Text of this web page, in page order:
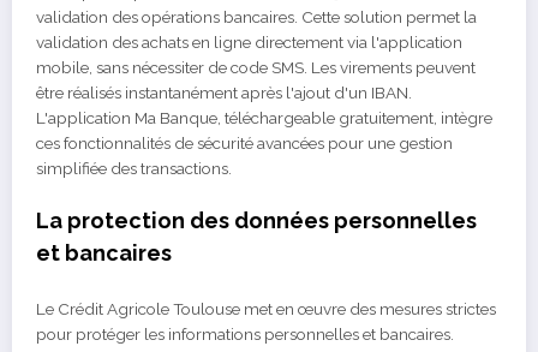
validation des opérations bancaires. Cette solution permet la
validation des achats en ligne directement via l'application
mobile, sans nécessiter de code SMS. Les virements peuvent
être réalisés instantanément après l'ajout d'un IBAN.
L'application Ma Banque, téléchargeable gratuitement, intègre
ces fonctionnalités de sécurité avancées pour une gestion
simplifiée des transactions.
La protection des données personnelles
et bancaires
Le Crédit Agricole Toulouse met en œuvre des mesures strictes
pour protéger les informations personnelles et bancaires.